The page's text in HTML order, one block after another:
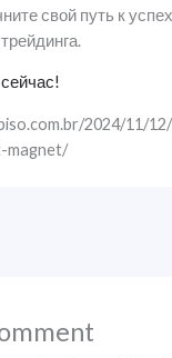
свой путь к
2024/11/
magnet/